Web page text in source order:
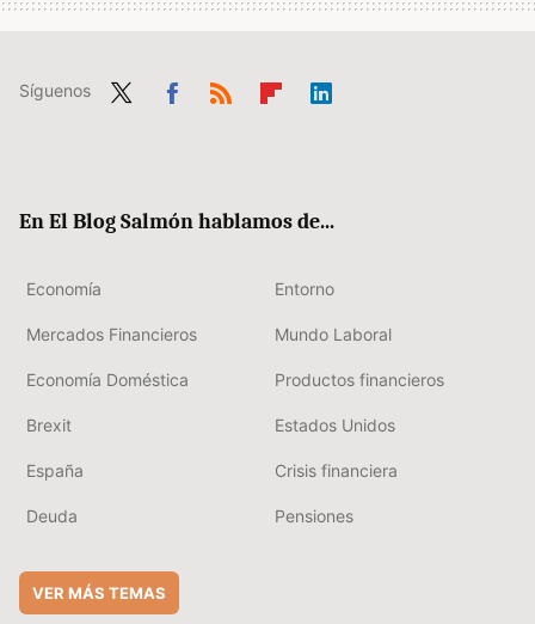
Síguenos
En El Blog Salmón hablamos de...
Economía Entorno
Mercados Financieros Mundo Laboral
Economía Doméstica Productos financieros
Brexit Estados Unidos
España Crisis financiera
Deuda Pensiones
VER MÁS TEMAS